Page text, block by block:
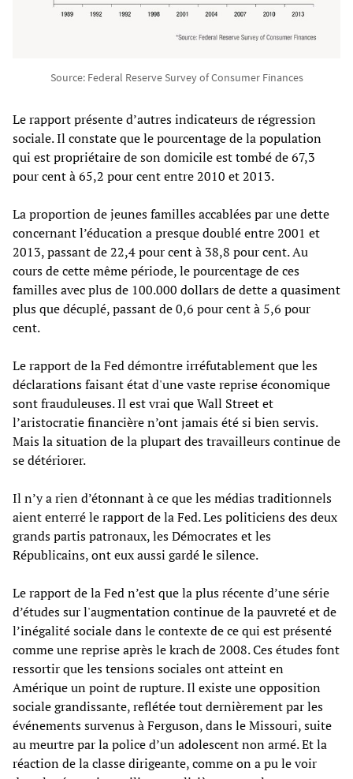
Source: Federal Reserve Survey of Consumer Finances
Le rapport présente d’autres indicateurs de régression
sociale. Il constate que le pourcentage de la population
qui est propriétaire de son domicile est tombé de 67,3
pour cent à 65,2 pour cent entre 2010 et 2013.
La proportion de jeunes familles accablées par une dette
concernant l’éducation a presque doublé entre 2001 et
2013, passant de 22,4 pour cent à 38,8 pour cent. Au
cours de cette même période, le pourcentage de ces
familles avec plus de 100.000 dollars de dette a quasiment
plus que décuplé, passant de 0,6 pour cent à 5,6 pour
cent.
Le rapport de la Fed démontre irréfutablement que les
déclarations faisant état d'une vaste reprise économique
sont frauduleuses. Il est vrai que Wall Street et
l’aristocratie financière n’ont jamais été si bien servis.
Mais la situation de la plupart des travailleurs continue de
se détériorer.
Il n’y a rien d’étonnant à ce que les médias traditionnels
aient enterré le rapport de la Fed. Les politiciens des deux
grands partis patronaux, les Démocrates et les
Républicains, ont eux aussi gardé le silence.
Le rapport de la Fed n’est que la plus récente d’une série
d’études sur l'augmentation continue de la pauvreté et de
l’inégalité sociale dans le contexte de ce qui est présenté
comme une reprise après le krach de 2008. Ces études font
ressortir que les tensions sociales ont atteint en
Amérique un point de rupture. Il existe une opposition
sociale grandissante, reflétée tout dernièrement par les
événements survenus à Ferguson, dans le Missouri, suite
au meurtre par la police d’un adolescent non armé. Et la
réaction de la classe dirigeante, comme on a pu le voir